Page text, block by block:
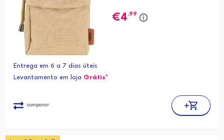
4,99
Entrega em 6 a 7 dias úteis
Levantamento em loja Grátis*
comparar